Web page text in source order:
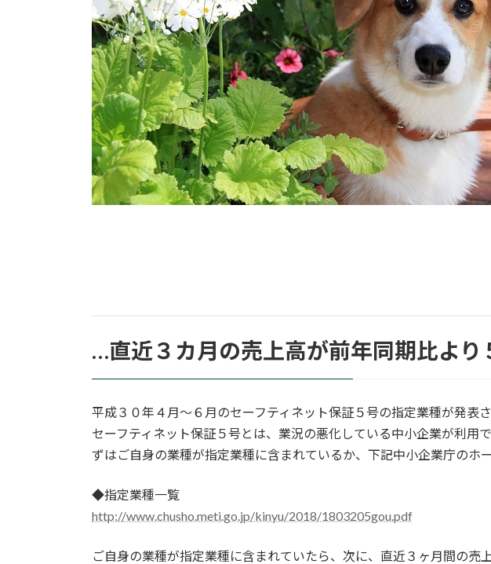
…直近３カ月の売上高が前年同期比より
平成３０年４月～６月のセーフティネット保証５号の指定業種が発表さ
セーフティネット保証５号とは、業況の悪化している中小企業が利用
ずはご自身の業種が指定業種に含まれているか、下記中小企業庁のホ
◆指定業種一覧
http://www.chusho.meti.go.jp/kinyu/2018/1803205gou.pdf
ご自身の業種が指定業種に含まれていたら、次に、直近３ヶ月間の